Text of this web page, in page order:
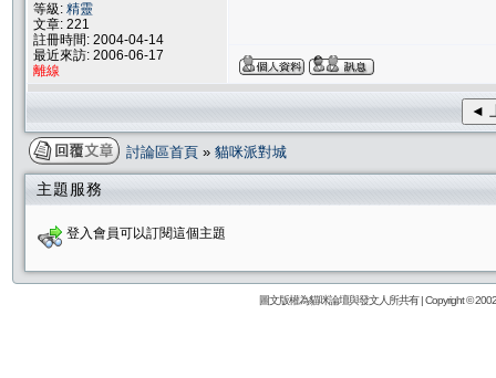
等級: 精靈
文章: 221
註冊時間: 2004-04-14
最近來訪: 2006-06-17
離線
◄
討論區首頁 » 貓咪派對城
主題服務
登入會員可以訂閱這個主題
圖文版權為貓咪論壇與發文人所共有 | Copyright ©